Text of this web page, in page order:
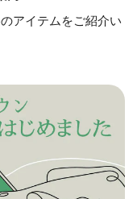
アイテムをご紹介い